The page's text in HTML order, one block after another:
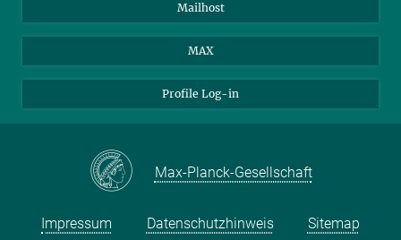
YouTube
Ihr Weg zu uns
Mailhost
MAX
Profile Log-in
Max-Planck-Gesellschaft
Impressum Datenschutzhinweis Sitemap